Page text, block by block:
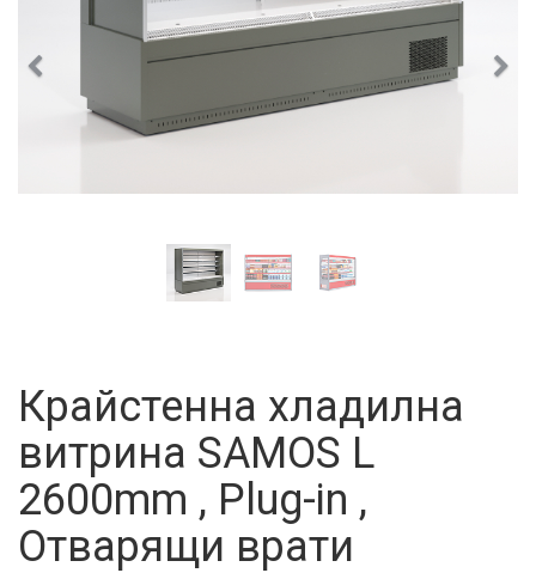
Предишен
Крайстенна хладилна
витрина SAMOS L
2600mm , Plug-in ,
Отварящи врати